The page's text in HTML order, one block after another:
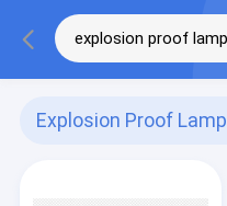
Explosion Proof Lamp